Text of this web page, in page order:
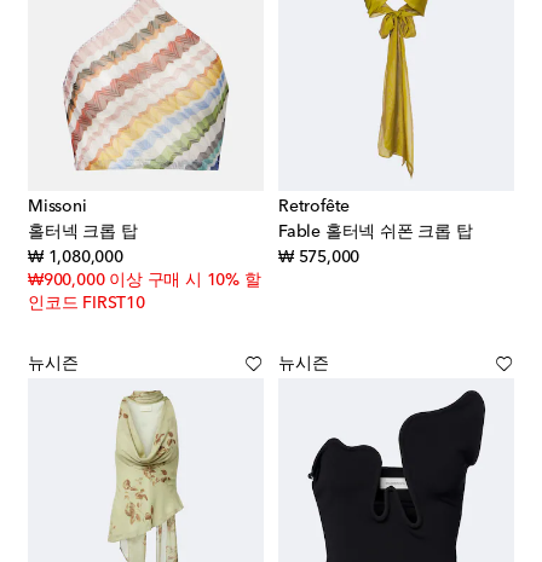
Missoni
홀터넥 크롭 탑
₩ 1,080,000original price
₩900,000 이상 구매 시 10% 할
인코드 FIRST10
Retrofête
Fable 홀터넥 쉬폰 크롭 탑
₩ 575,000original price
뉴시즌 뉴시즌